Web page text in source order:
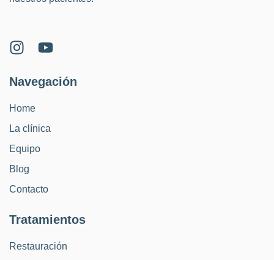
Navegación
Home
La clínica
Equipo
Blog
Contacto
Tratamientos
Restauración